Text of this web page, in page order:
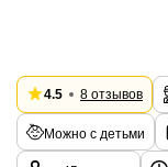
4.5 8 отзывов
Можно с детьми